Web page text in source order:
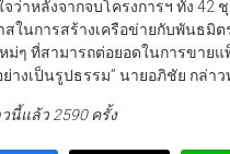
จว่าหลังจากจบโครงการฯ ทั้ง
สในการสร้างเครือข่ายกับพันธมิ
ม่ๆ ที่สามารถต่อยอดในการขาย
างเป็นรูปธรรม” นายอภิชัย กล่า
นี้แล้ว 2590 ครั้ง